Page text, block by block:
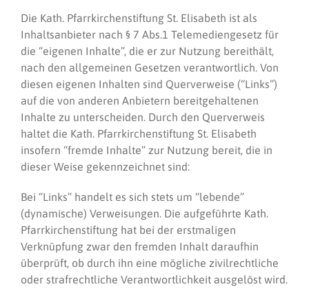
Die Kath. Pfarrkirchenstiftung St. Elisabeth ist als
Inhaltsanbieter nach § 7 Abs.1 Telemediengesetz für
die “eigenen Inhalte”, die er zur Nutzung bereithält,
nach den allgemeinen Gesetzen verantwortlich. Von
diesen eigenen Inhalten sind Querverweise (“Links”)
auf die von anderen Anbietern bereitgehaltenen
Inhalte zu unterscheiden. Durch den Querverweis
haltet die Kath. Pfarrkirchenstiftung St. Elisabeth
insofern “fremde Inhalte” zur Nutzung bereit, die in
dieser Weise gekennzeichnet sind:
Bei “Links” handelt es sich stets um “lebende”
(dynamische) Verweisungen. Die aufgeführte Kath.
Pfarrkirchenstiftung hat bei der erstmaligen
Verknüpfung zwar den fremden Inhalt daraufhin
überprüft, ob durch ihn eine mögliche zivilrechtliche
oder strafrechtliche Verantwortlichkeit ausgelöst wird.